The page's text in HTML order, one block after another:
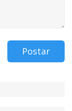
Postar